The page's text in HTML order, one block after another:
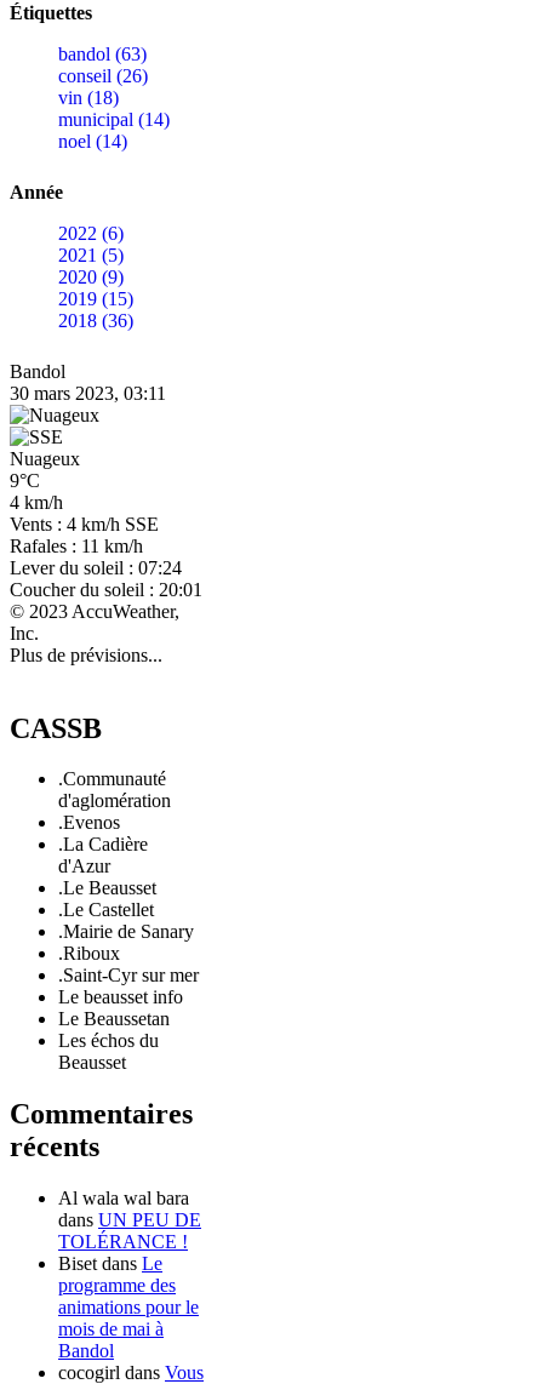
Étiquettes
bandol (63)
conseil (26)
vin (18)
municipal (14)
noel (14)
Année
2022 (6)
2021 (5)
2020 (9)
2019 (15)
2018 (36)
Bandol
30 mars 2023, 03:11
Nuageux
9°C
4 km/h
Vents : 4 km/h SSE
Rafales : 11 km/h
Lever du soleil : 07:24
Coucher du soleil : 20:01
© 2023 AccuWeather,
Inc.
Plus de prévisions...
CASSB
.Communauté
d'aglomération
.Evenos
.La Cadière
d'Azur
.Le Beausset
.Le Castellet
.Mairie de Sanary
.Riboux
.Saint-Cyr sur mer
Le beausset info
Le Beaussetan
Les échos du
Beausset
Commentaires
récents
Al wala wal bara
dans UN PEU DE
TOLÉRANCE !
Biset dans Le
programme des
animations pour le
mois de mai à
Bandol
cocogirl dans Vous